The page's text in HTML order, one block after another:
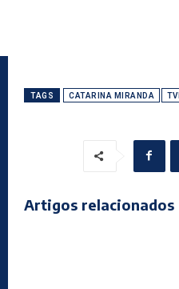
TAGS CATARINA MIRANDA TVI
Artigos relacionados